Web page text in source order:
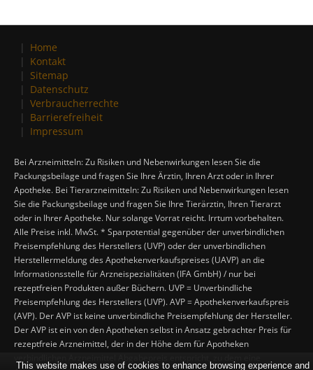
Home
Kontakt
Sitemap
Datenschutz
Verbraucherrechte
Barrierefreiheit
Impressum
Bei Arzneimitteln: Zu Risiken und Nebenwirkungen lesen Sie die
Packungsbeilage und fragen Sie Ihre Ärztin, Ihren Arzt oder in Ihrer
Apotheke. Bei Tierarzneimitteln: Zu Risiken und Nebenwirkungen lesen
Sie die Packungsbeilage und fragen Sie Ihre Tierärztin, Ihren Tierarzt
oder in Ihrer Apotheke. Nur solange Vorrat reicht. Irrtum vorbehalten.
Alle Preise inkl. MwSt. * Sparpotential gegenüber der unverbindlichen
Preisempfehlung des Herstellers (UVP) oder der unverbindlichen
Herstellermeldung des Apothekenverkaufspreises (UAVP) an die
Informationsstelle für Arzneispezialitäten (IFA GmbH) / nur bei
rezeptfreien Produkten außer Büchern. UVP = Unverbindliche
Preisempfehlung des Herstellers (UVP). AVP = Apothekenverkaufspreis
(AVP). Der AVP ist keine unverbindliche Preisempfehlung der Hersteller.
Der AVP ist ein von den Apotheken selbst in Ansatz gebrachter Preis für
rezeptfreie Arzneimittel, der in der Höhe dem für Apotheken
This website makes use of cookies to enhance browsing experience and